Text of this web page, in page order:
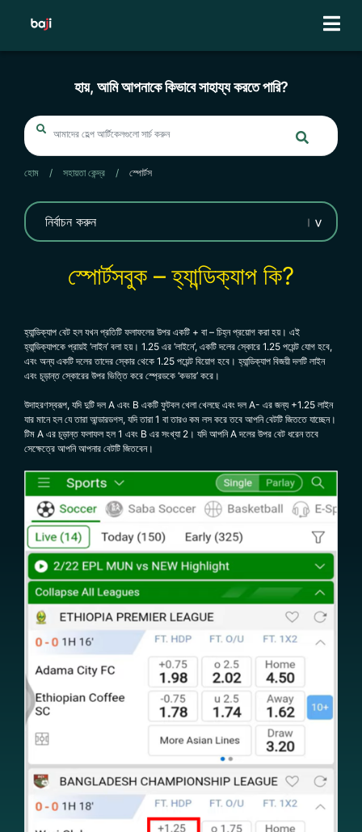
হায়, আমি আপনাকে কিভাবে সাহায্য করতে পারি?
হোম / সহায়তা কেন্দ্র / স্পোর্টস
স্পোর্টসবুক – হ্যান্ডিক্যাপ কি?
হ্যান্ডিক্যাপ বেট হল যখন প্রতিটি ফলাফলের উপর একটি + বা – চিহ্ন প্রয়োগ করা হয়। এই
হ্যান্ডিক্যাপকে প্রায়ই ‘লাইন’ বলা হয়। 1.25 এর ‘লাইনে’, একটি দলের স্কোরে 1.25 পয়েন্ট যোগ হবে,
এবং অন্য একটি দলের তাদের স্কোর থেকে 1.25 পয়েন্ট বিয়োগ হবে। হ্যান্ডিক্যাপ বিজয়ী দলটি লাইন
এবং চূড়ান্ত স্কোরের উপর ভিত্তি করে স্প্রেডকে ‘কভার’ করে।
উদাহরণস্বরূপ, যদি দুটি দল A এবং B একটি ফুটবল খেলা খেলছে এবং দল A- এর জন্য +1.25 লাইন
যার মানে হল যে তারা আন্ডারডগস, যদি তারা 1 বা তারও কম লস করে তবে আপনি বেটটি জিততে যাচ্ছেন।
টিম A এর চূড়ান্ত ফলাফল হল 1 এবং B এর সংখ্যা 2। যদি আপনি A দলের উপর বেট ধরেন তবে
সেক্ষেত্রে আপনি আপনার বেটটি জিতবেন।